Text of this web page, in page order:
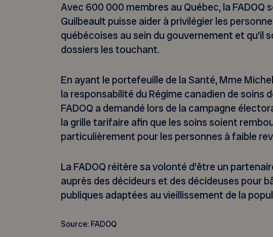
Avec 600 000 membres au Québec, la FADOQ
Guilbeault puisse aider à privilégier les
québécoises au sein du gouvernement et qu’il
dossiers les touchant.
En ayant le portefeuille de la Santé, Mme
la responsabilité du Régime canadien de soins
FADOQ a demandé lors de la campagne
la grille tarifaire afin que les soins soient
particulièrement pour les personnes à faible
La FADOQ réitère sa volonté d’être un
auprès des décideurs et des décideuses pour
publiques adaptées au vieillissement de la
Source: FADOQ